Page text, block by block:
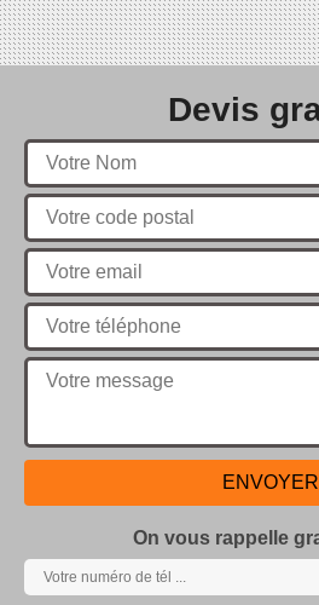
Devis
On vous rappelle